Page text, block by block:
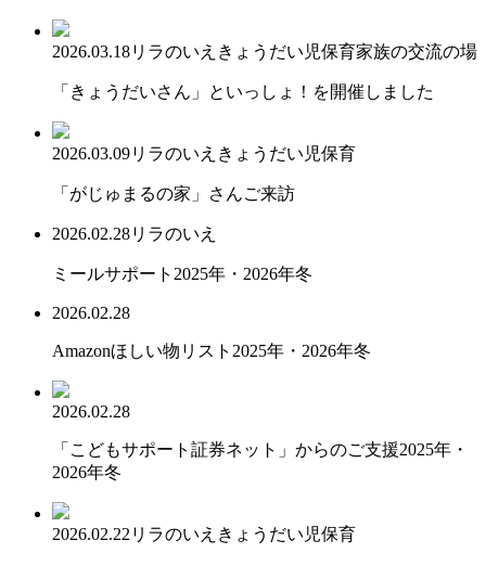
2026.03.18リラのいえ きょうだい児保育家族の交流の場
「きょうだいさん」といっしょ！を開催しました
2026.03.09リラのいえ きょうだい児保育
「がじゅまるの家」さんご来訪
2026.02.28リラのいえ
ミールサポート2025年・2026年冬
2026.02.28
Amazonほしい物リスト2025年・2026年冬
2026.02.28
「こどもサポート証券ネット」からのご支援2025年・
2026年冬
2026.02.22 リラのいえ きょうだい児保育